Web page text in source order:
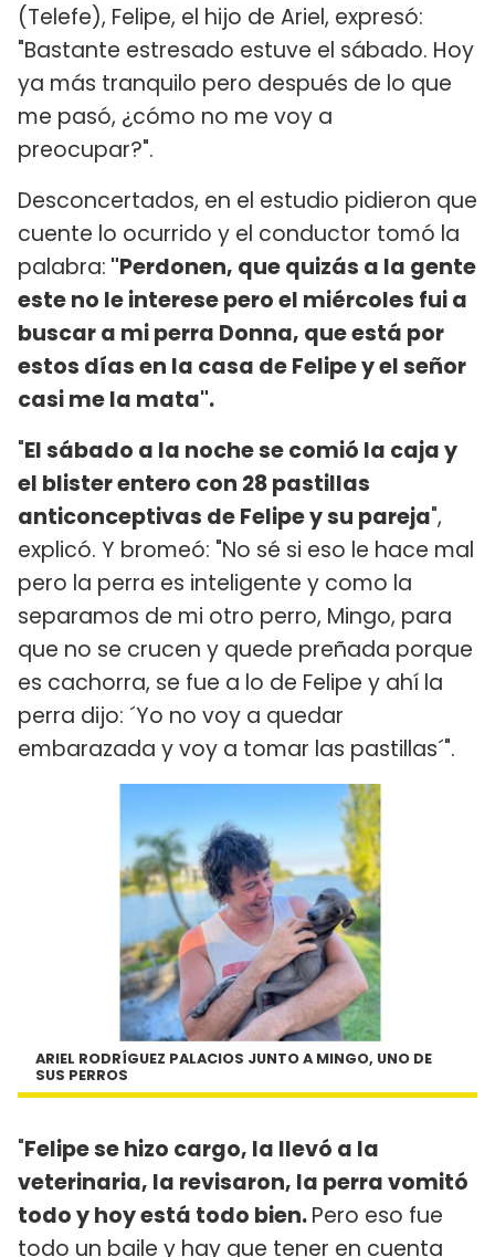
(Telefe), Felipe, el hijo de Ariel, expresó:
"Bastante estresado estuve el sábado. Hoy
ya más tranquilo pero después de lo que
me pasó, ¿cómo no me voy a
preocupar?".
Desconcertados, en el estudio pidieron que
cuente lo ocurrido y el conductor tomó la
palabra: "Perdonen, que quizás a la gente
este no le interese pero el miércoles fui a
buscar a mi perra Donna, que está por
estos días en la casa de Felipe y el señor
casi me la mata".
"El sábado a la noche se comió la caja y
el blister entero con 28 pastillas
anticonceptivas de Felipe y su pareja",
explicó. Y bromeó: "No sé si eso le hace mal
pero la perra es inteligente y como la
separamos de mi otro perro, Mingo, para
que no se crucen y quede preñada porque
es cachorra, se fue a lo de Felipe y ahí la
perra dijo: ´Yo no voy a quedar
embarazada y voy a tomar las pastillas´".
ARIEL RODRÍGUEZ PALACIOS JUNTO A MINGO, UNO DE
SUS PERROS
"Felipe se hizo cargo, la llevó a la
veterinaria, la revisaron, la perra vomitó
todo y hoy está todo bien.Pero eso fue
todo un baile y hay que tener en cuenta